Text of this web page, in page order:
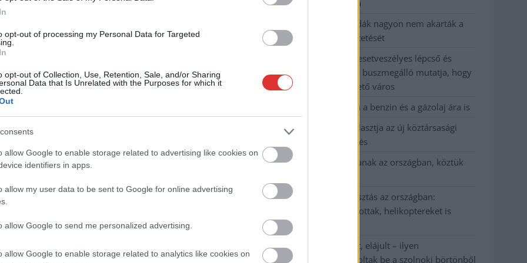
opt-out of processing my Personal Data for Targeted
opt-out of Collection, Use, Retention, Sale, and/or Sharing
Data that Is Unrelated with the Purposes for which it
allow Google to enable storage related to advertising like cookies on
identifiers in apps.
allow my user data to be sent to Google for online advertising
allow Google to send me personalized advertising.
allow Google to enable storage related to analytics like cookies on
a
Újpesten
Csákváron pedig el
közben egy
igazán brutális
hazánkat és ez az
is fog...
A Szolnoki Sportcentrum
tehetségével, történelmi
világbajnokságra
magyar keretével képviselteti magát
Sport
kevesebbet vittek haza
A Szolnok megyei gazdák nagyon nem akarták a
JÉGER további üzemeltetését
Csendélet 5.0: alig balesetveszélyes lépcső és
remek állapotban levő buszmegálló mutatja, hogy
Szolnok mennyire élhető város
Pénteken újra csökken a benzin és a gázolaj ára is
Napokon belül megválasztja az új köztársasági
elnököt az Országgyűlés
Kiterjedt tüzek pusztítanak az országban, köztük
Harmadfokú hőségriasztás az országban:
Szolnokon klímát javítottak, helikoptereket is
bevetettek a tüzeknél
A zárkában rosszul lett, elájult – ilyen
körülményekről számoltak be a szolnoki börtönből